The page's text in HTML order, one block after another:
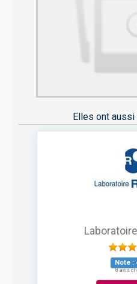
Elles ont
Note :
8 avis